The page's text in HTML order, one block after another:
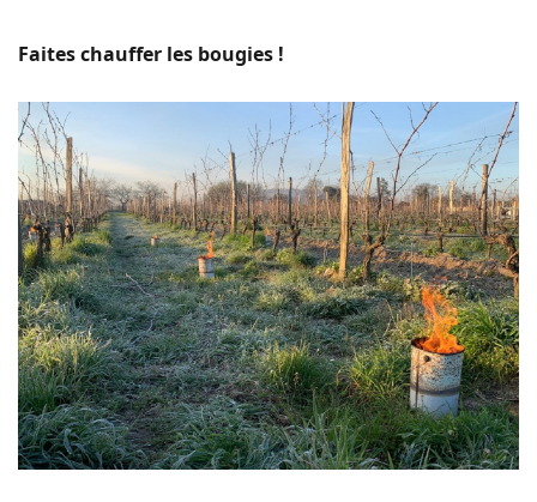
Faites chauffer les bougies !